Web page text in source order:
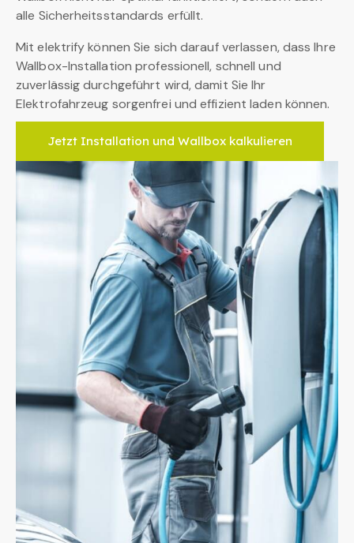
alle Sicherheitsstandards erfüllt.
Mit elektrify können Sie sich darauf verlassen, dass Ihre
Wallbox-Installation professionell, schnell und
zuverlässig durchgeführt wird, damit Sie Ihr
Elektrofahrzeug sorgenfrei und effizient laden können.
Jetzt Installation und Wallbox kalkulieren